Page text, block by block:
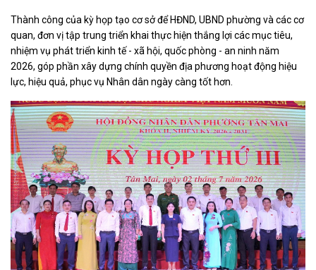
Thành công của kỳ họp tạo cơ sở để HĐND, UBND phường và các cơ
quan, đơn vị tập trung triển khai thực hiện thắng lợi các mục tiêu,
nhiệm vụ phát triển kinh tế - xã hội, quốc phòng - an ninh năm
2026, góp phần xây dựng chính quyền địa phương hoạt động hiệu
lực, hiệu quả, phục vụ Nhân dân ngày càng tốt hơn.